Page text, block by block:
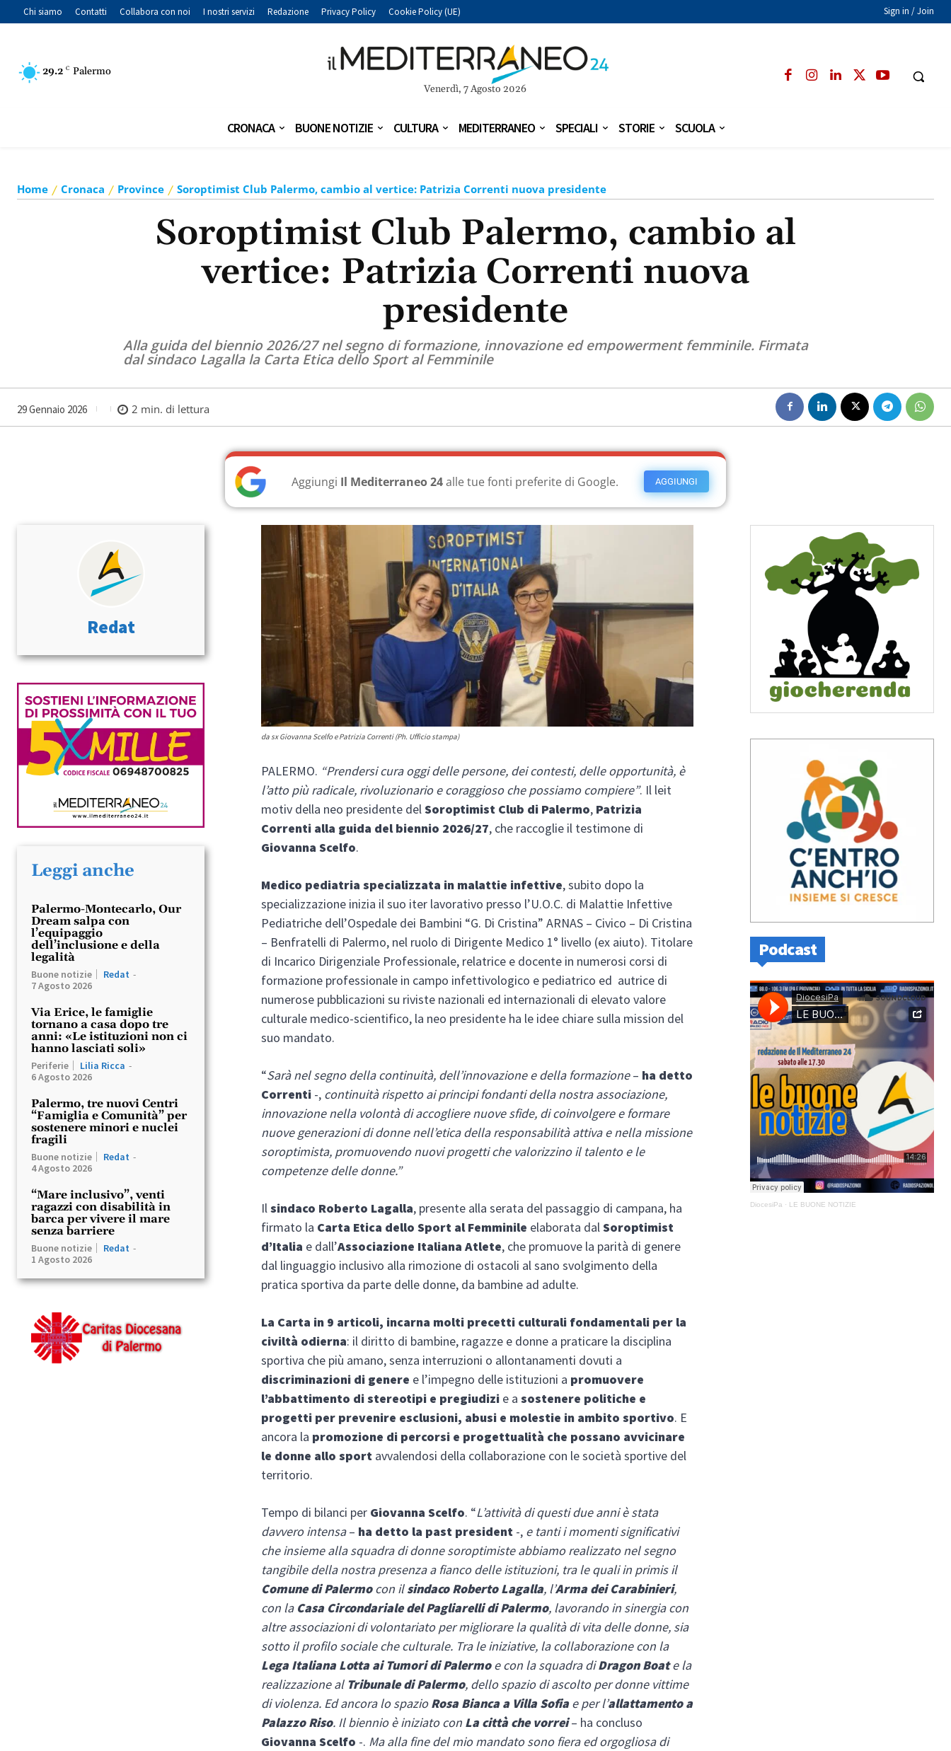
Chi siamo Contatti Collabora con noi I nostri servizi Redazione Privacy Policy Cookie Policy (UE) Sign in / Join
29.2 C Palermo
Venerdì, 7 Agosto 2026
CRONACA BUONE NOTIZIE CULTURA MEDITERRANEO SPECIALI STORIE SCUOLA
Home Cronaca Province Soroptimist Club Palermo, cambio al vertice: Patrizia Correnti nuova presidente
Soroptimist Club Palermo, cambio al
vertice: Patrizia Correnti nuova
presidente
Alla guida del biennio 2026/27 nel segno di formazione, innovazione ed empowerment femminile. Firmata
dal sindaco Lagalla la Carta Etica dello Sport al Femminile
29 Gennaio 2026 2 min. di lettura
AGGIUNGI
Aggiungi Il Mediterraneo 24alle tue fonti preferite di Google.
Redat
Leggi anche
Palermo-Montecarlo, Our
Dream salpa con
l’equipaggio
dell’inclusione e della
legalità
Buone notizie Redat -
7 Agosto 2026
Via Erice, le famiglie
tornano a casa dopo tre
anni: «Le istituzioni non ci
hanno lasciati soli»
Periferie Lilia Ricca -
6 Agosto 2026
Palermo, tre nuovi Centri
“Famiglia e Comunità” per
sostenere minori e nuclei
fragili
Buone notizie Redat -
4 Agosto 2026
“Mare inclusivo”, venti
ragazzi con disabilità in
barca per vivere il mare
senza barriere
Buone notizie Redat -
1 Agosto 2026
da sx Giovanna Scelfo e Patrizia Correnti (Ph. Ufficio stampa)
PALERMO. “Prendersi cura oggi delle persone, dei contesti, delle opportunità, è
l’atto più radicale, rivoluzionario e coraggioso che possiamo compiere”. Il leit
motiv della neo presidente delSoroptimist Club di Palermo, Patrizia
Correnti alla guida del biennio 2026/27, che raccoglie il testimone di
Giovanna Scelfo.
Medico pediatria specializzata in malattie infettive, subito dopo la
specializzazione inizia il suo iter lavorativo presso l’U.O.C. di Malattie Infettive
Pediatriche dell’Ospedale dei Bambini “G. Di Cristina” ARNAS – Civico – Di Cristina
– Benfratelli di Palermo, nel ruolo di Dirigente Medico 1° livello (ex aiuto). Titolare
di Incarico Dirigenziale Professionale, relatrice e docente in numerosi corsi di
formazione professionale in campo infettivologico e pediatrico ed autrice di
numerose pubblicazioni su riviste nazionali ed internazionali di elevato valore
culturale medico-scientifico, la neo presidente ha le idee chiare sulla mission del
suo mandato.
“Sarà nel segno della continuità, dell’innovazione e della formazione– ha detto
Correnti -, continuità rispetto ai principi fondanti della nostra associazione,
innovazione nella volontà di accogliere nuove sfide, di coinvolgere e formare
nuove generazioni di donne nell’etica della responsabilità attiva e nella missione
soroptimista, promuovendo nuovi progetti che valorizzino il talento e le
competenze delle donne.”
Ilsindaco Roberto Lagalla, presente alla serata del passaggio di campana, ha
firmato la Carta Etica dello Sport al Femminile elaborata dalSoroptimist
d’Italia e dall’Associazione Italiana Atlete, che promuove la parità di genere
dal linguaggio inclusivo alla rimozione di ostacoli al sano svolgimento della
pratica sportiva da parte delle donne, da bambine ad adulte.
La Carta in 9 articoli, incarna molti precetti culturali fondamentali per la
civiltà odierna: il diritto di bambine, ragazze e donne a praticare la disciplina
sportiva che più amano, senza interruzioni o allontanamenti dovuti a
discriminazioni di genere e l’impegno delle istituzioni a promuovere
l’abbattimento di stereotipi e pregiudizi e asostenere politiche e
progetti per prevenire esclusioni, abusi e molestie in ambito sportivo. E
ancora la promozione di percorsi e progettualità che possano avvicinare
le donne allo sport avvalendosi della collaborazione con le società sportive del
territorio.
Tempo di bilanci per Giovanna Scelfo. “L’attività di questi due anni è stata
davvero intensa– ha detto la past president -, e tanti i momenti significativi
che insieme alla squadra di donne soroptimiste abbiamo realizzato nel segno
tangibile della nostra presenza a fianco delle istituzioni, tra le quali in primis il
Comune di Palermocon ilsindaco Roberto Lagalla, l’Arma dei Carabinieri,
con la Casa Circondariale del Pagliarelli di Palermo, lavorando in sinergia con
altre associazioni di volontariato per migliorare la qualità di vita delle donne, sia
sotto il profilo sociale che culturale. Tra le iniziative, la collaborazione con la
Lega Italiana Lotta ai Tumori di Palermoe con la squadra diDragon Boate la
realizzazione al Tribunale di Palermo, dello spazio di ascolto per donne vittime
di violenza. Ed ancora lo spazioRosa Bianca a Villa Sofiae per l’allattamento a
Palazzo Riso. Il biennio è iniziato con La città che vorrei– ha concluso
Giovanna Scelfo -. Ma alla fine del mio mandato sono fiera ed orgogliosa di
Podcast
DiocesiPa · LE BUONE NOTIZIE